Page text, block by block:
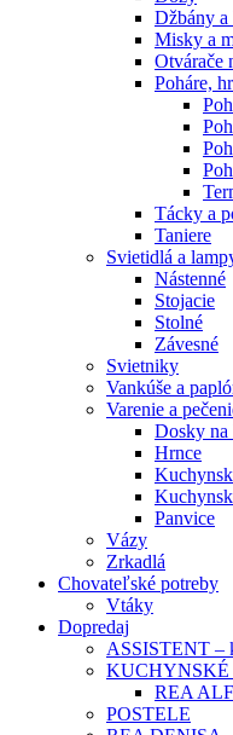
Džbány a
Misky a
Otvárače
Poháre,
Tácky a
Taniere
Svietidlá a
Nástenné
Stojacie
Stolné
Závesné
Svietniky
Vankúše a
Varenie a
Dosky na
Hrnce
Panvice
Vázy
Zrkadlá
Chovateľské potreby
Vtáky
Dopredaj
ASSISTENT –
REA
POSTELE